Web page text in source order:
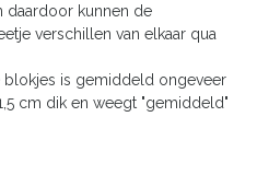
daardoor kunnen de
verschillen van elkaar qua
blokjes is gemiddeld ongeveer
cm dik en weegt "gemiddeld"